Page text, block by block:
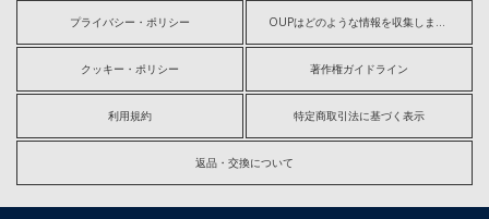
プライバシー・ポリシー OUPはどのような情報を収集しますか?
クッキー・ポリシー 著作権ガイドライン
利用規約 特定商取引法に基づく表示
返品・交換について